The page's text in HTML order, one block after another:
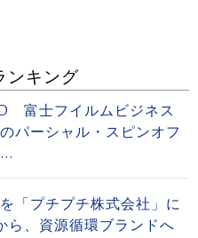
ンキング
富士フイルムビジネス
パーシャル・スピンオフ
「プチプチ株式会社」に
、資源循環ブランドへ